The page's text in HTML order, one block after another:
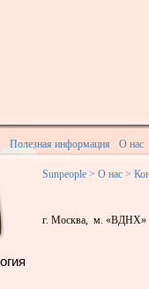
Полезная информация О нас
Sunpeople > О нас >
г. Москва, м. «ВДНХ»